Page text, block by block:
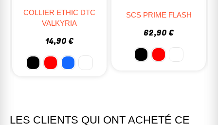
COLLIER ETHIC DTC
VALKYRIA
14,90 €
SCS PRIME FLASH
62,90 €
LES CLIENTS QUI ONT ACHETÉ CE